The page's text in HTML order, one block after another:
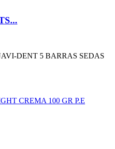
DENT 5 BARRAS SEDAS